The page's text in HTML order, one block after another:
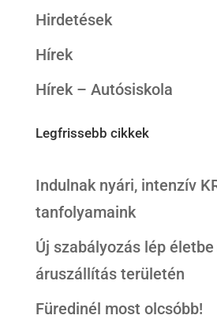
Hirdetések
Hírek
Hírek – Autósiskola
Legfrissebb cikkek
Indulnak nyári, intenzív
tanfolyamaink
Új szabályozás lép
áruszállítás területén
Füredinél most olcsóbb!